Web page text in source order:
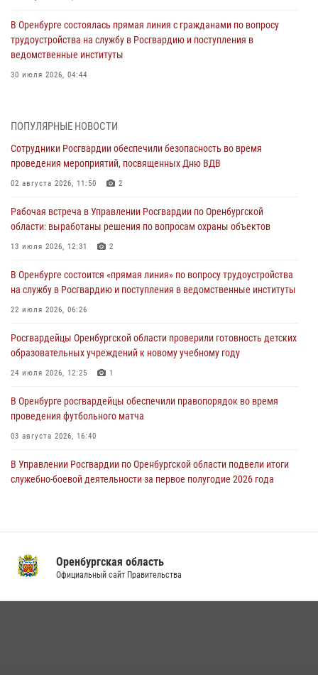
В Оренбурге состоялась прямая линия с гражданами по вопросу
трудоустройства на службу в Росгвардию и поступления в
ведомственные институты
30 июля 2026, 04:44
28 июля 2026, 09:41 1
Росгвардейцы обеспечили правопорядок на праздновании Дня
ВМФ в Оренбурге
27 июля 2026, 14:36 2
Росгвардейцы предотвратили трагедию: спасен мужчина в тяжелой
жизненной ситуации (ВИДЕО)
26 июля 2026, 14:45 1
Росгвардейцы Оренбургской области проверили готовность детских
образовательных учреждений к новому учебному году
24 июля 2026, 12:25
При силовой поддержке ОМОН «Кобра» Росгвардии в Оренбурге
проведён рейд по строительным объектам
23 июля 2026, 10:47
ПОПУЛЯРНЫЕ НОВОСТИ
Сотрудники Росгвардии обеспечили безопасность во время
проведения мероприятий, посвященных Дню ВДВ
02 августа 2026, 11:50 2
Рабочая встреча в Управлении Росгвардии по Оренбургской
области: выработаны решения по вопросам охраны объектов
13 июля 2026, 12:31 2
В Оренбурге состоится «прямая линия» по вопросу трудоустройства
на службу в Росгвардию и поступления в ведомственные институты
22 июля 2026, 06:26
Росгвардейцы Оренбургской области проверили готовность детских
образовательных учреждений к новому учебному году
24 июля 2026, 12:25 1
В Оренбурге росгвардейцы обеспечили правопорядок во время
проведения футбольного матча
03 августа 2026, 16:40
В Управлении Росгвардии по Оренбургской области подвели итоги
служебно-боевой деятельности за первое полугодие 2026 года
14 июля 2026, 10:43Оренбургская область
Официальный сайт Правительства